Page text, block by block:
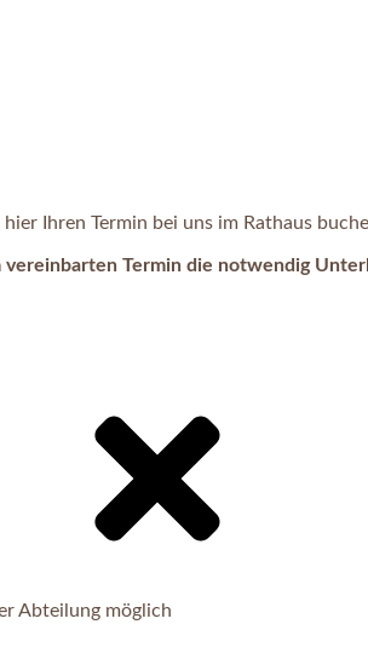
Ihren Termin bei uns im Rathaus
vereinbarten Termin die notwendig
Abteilung möglich